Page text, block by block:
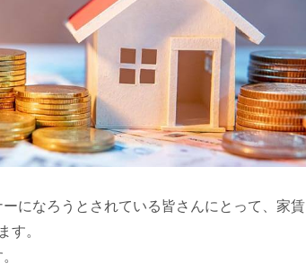
になろうとされている皆さんにとって、家賃
す。